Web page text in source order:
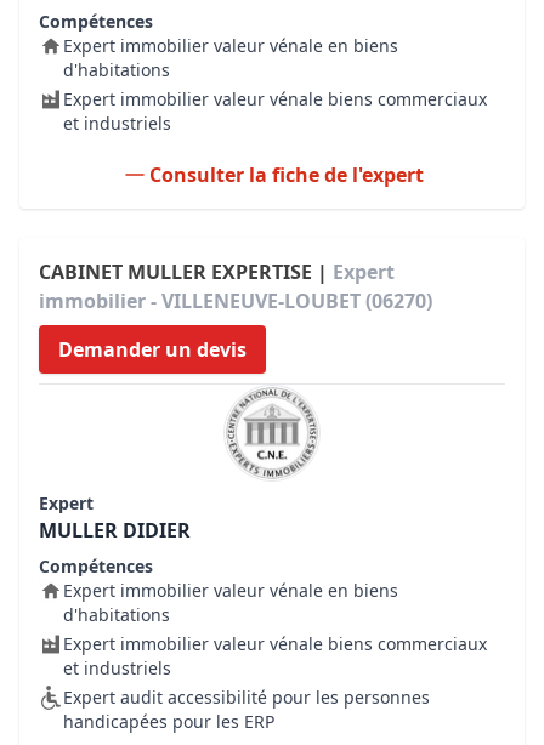
Compétences
Expert immobilier valeur vénale en biens
d'habitations
Expert immobilier valeur vénale biens commerciaux
et industriels
Consulter la fiche de l'expert
CABINET MULLER EXPERTISE | Expert
immobilier - VILLENEUVE-LOUBET (06270)
Demander un devis
Expert
MULLER DIDIER
Compétences
Expert immobilier valeur vénale en biens
d'habitations
Expert immobilier valeur vénale biens commerciaux
et industriels
Expert audit accessibilité pour les personnes
handicapées pour les ERP